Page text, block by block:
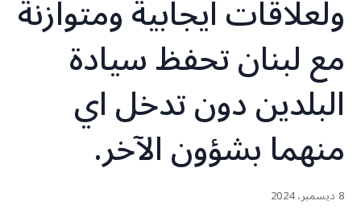
ولعلاقات ايجابية ومتوازنة
مع لبنان تحفظ سيادة
البلدين دون تدخل اي
منهما بشؤون الآخر.
8 ديسمبر، 2024